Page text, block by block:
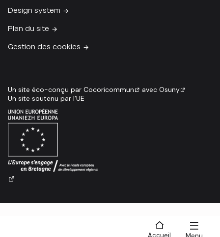
Accueil
Design system
Plan du site
Gestion des cookies
Un site soutenu par l'UE
Un site éco-conçu par Cocoricommun avec Osuny